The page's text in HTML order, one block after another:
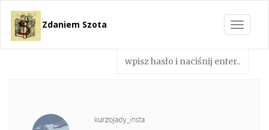
Toggle
Zdaniem Szota